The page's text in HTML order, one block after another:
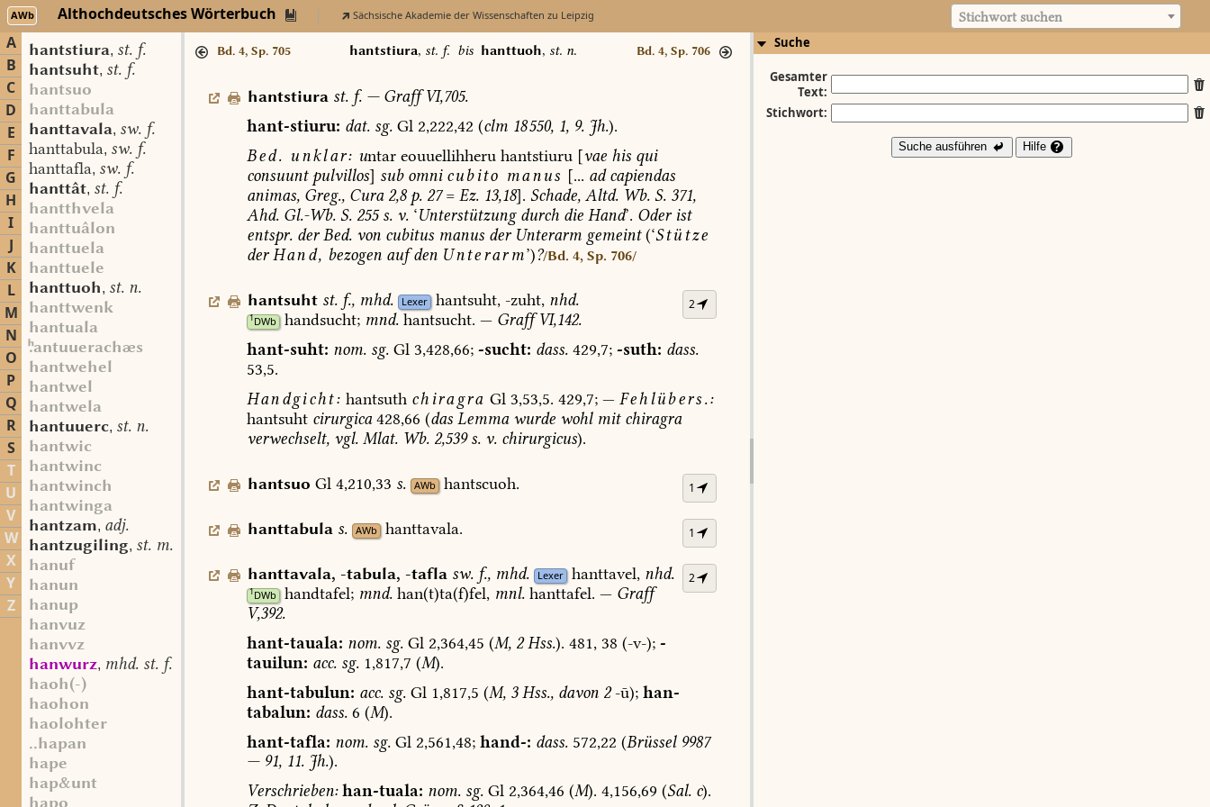
AWb Althochdeutsches Wörterbuch Sächsische Akademie der Wissenschaften zu Leipzig Stichwort suchen
A
B
C
D
E
F
G
H
I
J
K
L
M
N
O
P
Q
R
S
T
U
V
W
X
Y
Z
hantstiura, st. f.
hantsuht, st. f.
hantsuo
hanttabula
hanttavala, sw. f.
hanttabula, sw. f.
hanttafla, sw. f.
hanttât, st. f.
hantthvela
hanttuâlon
hanttuela
hanttuele
hanttuoh, st. n.
hanttwenk
hantuala
antuuerachæs
hantwehel
hantwel
hantwela
hantuuerc, st. n.
hantwic
hantwinc
hantwinch
hantwinga
hantzam, adj.
hantzugiling, st. m.
hanuf
hanun
hanup
hanvuz
hanvvz
hanwurz, mhd. st. f.
haoh(-)
haohon
haolohter
..hapan
hape
hap&unt
hapo
Bd. 4, Sp. 705 hantstiura, st. f. bis hanttuoh, st. n. Bd. 4, Sp. 706
hantstiura st. f. —GraffVI,705.
hant-stiuru: dat.sg.Gl2,222,42 (clm18 550,1, 9.Jh.).
Bed. unklar: untareouuellihheruhantstiuru [vaehisqui
consuuntpulvillos] subomni cubito manus [... adcapiendas
animas,Greg.,Cura2,8 p.27= Ez.13,18]. Schade,Altd.Wb.S.371,
Ahd. Gl.-Wb.S.255s.v.‘UnterstützungdurchdieHand’. Oderist
entspr.derBed.voncubitusmanusder Unterarmgemeint(‘Stütze
der Hand, bezogen aufden Unterarm’)?/Bd. 4, Sp. 706/
2
hantsuht st. f., mhd. Lexer hantsuht,-zuht, nhd.
1DWb handsucht; mnd.hantsucht. — GraffVI,142.
hant-suht: nom.sg.Gl3,428,66; -sucht: dass.429,7; -suth: dass.
53,5.
Handgicht: hantsuth chiragra Gl3,53,5. 429,7; — Fehlübers.:
hantsuht cirurgica428,66 (das Lemmawurdewohlmitchiragra
verwechselt,vgl.Mlat.Wb. 2,539s.v.chirurgicus).
1
hantsuo Gl 4,210,33 s. AWb hantscuoh.
1
hanttabula s. AWb hanttavala.
2
hanttavala, -tabula, -tafla sw. f., mhd. Lexer hanttavel, nhd.
1DWb handtafel; mnd.han(t)ta(f)fel, mnl.hanttafel. — Graff
V,392.
hant-tauala: nom.sg.Gl2,364,45 (M,2Hss.). 481, 38 (-v-); -
tauilun: acc.sg.1,817,7 (M).
hant-tabulun: acc.sg.Gl1,817,5 (M,3Hss.,davon 2-ū); han-
tabalun: dass.6 (M).
hant-tafla: nom.sg.Gl2,561,48; hand-: dass.572,22 (Brüssel9987
—91,11.Jh.).
Verschrieben: han-tuala: nom.sg.Gl2,364,46 (M). 4,156,69 (Sal.c).
Suche
Gesamter
Text:
Stichwort:
Suche ausführen Hilfe